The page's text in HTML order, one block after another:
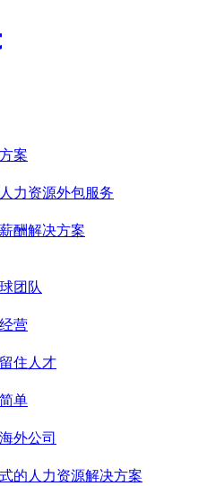
案
力资源外包服务
酬解决方案
团队
营
住人才
单
外公司
的人力资源解决方案